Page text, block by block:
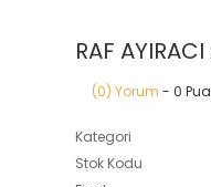
RAF
(0) Yorum - 0
Kategori
Stok Kodu